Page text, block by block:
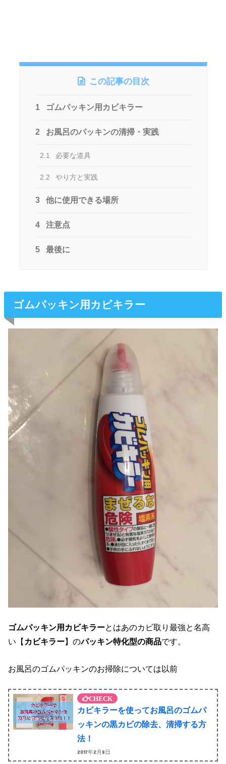
この記事の目次
1 ゴムパッキン用カビキラー
2 お風呂のパッキンの清掃・実践
2.1 必要な道具
2.2 やり方と実践
3 他に使用できる場所
4 注意点
5 最後に
ゴムパッキン用カビキラー
ゴムパッキン用カビキラーとはあのカビ取り最強と名高
い【 カビキラー】のパッキン特化型の商品です。
お風呂のゴムパッキンのお掃除については以前
カビキラーを使ってお風呂のゴムパ
ッキンの黒カビの除去、清掃する方
法！
2017年2月8日